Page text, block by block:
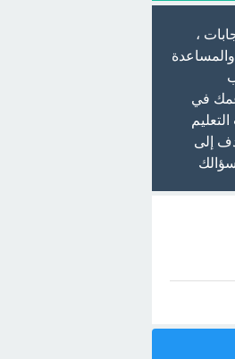
،
والمساعدة
في
إلى